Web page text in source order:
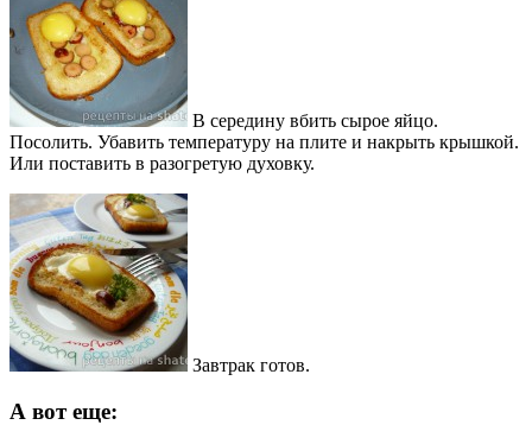
В середину вбить сырое яйцо.
Посолить. Убавить температуру на плите и накрыть крышкой.
Или поставить в разогретую духовку.
Завтрак готов.
А вот еще: